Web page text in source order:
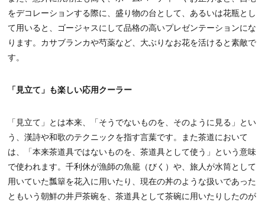
をデコレーションする際に、盛り物の台として、あるいは花瓶とし
て用いると、ゴージャスにして品格の高いプレゼンテーションにな
ります。カサブランカや芍薬など、大ぶりなお花を活けると素敵で
す。
「見立て」も楽しい応用クーラー
「見立て」とは本来、「そうでないものを、そのように見る」とい
う、漢詩や和歌のテクニックを指す言葉です。また茶道において
は、「本来茶道具ではないものを、茶道具として使う」という意味
で使われます。千利休が漁師の魚籠（びく）や、旅人が水筒として
用いていた瓢簞を花入に用いたり、現在の丼のような扱いであった
ともいう朝鮮の井戸茶碗を、茶道具として茶碗に用いたりしたのが